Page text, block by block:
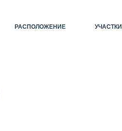
РАСПОЛОЖЕНИЕ УЧАСТКИ